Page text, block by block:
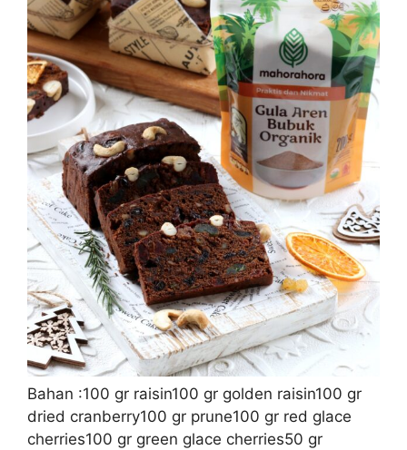
Bahan :100 gr raisin100 gr golden raisin100 gr
dried cranberry100 gr prune100 gr red glace
cherries100 gr green glace cherries50 gr